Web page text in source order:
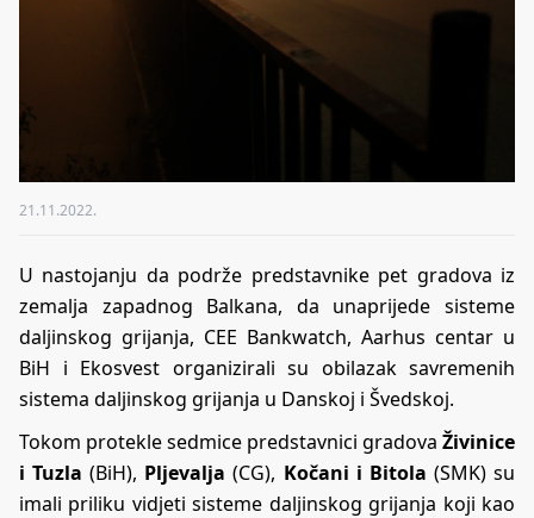
21.11.2022.
U nastojanju da podrže predstavnike pet gradova iz
zemalja zapadnog Balkana, da unaprijede sisteme
daljinskog grijanja, CEE Bankwatch, Aarhus centar u
BiH i Ekosvest organizirali su obilazak savremenih
sistema daljinskog grijanja u Danskoj i Švedskoj.
Tokom protekle sedmice predstavnici gradova Živinice
i Tuzla (BiH), Pljevalja (CG), Kočani i Bitola (SMK) su
imali priliku vidjeti sisteme daljinskog grijanja koji kao